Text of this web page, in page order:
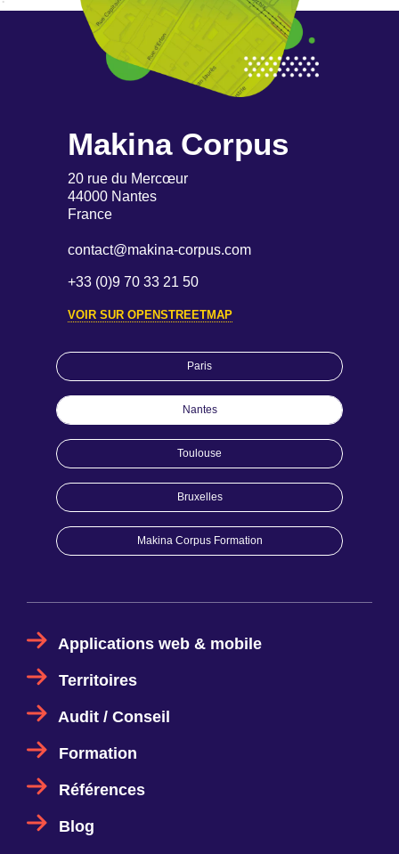
Applications web & mobile
Territoires
Audit / Conseil
Formation
Références
Blog
Paris
Nantes
Toulouse
Bruxelles
Makina Corpus Formation
Makina Corpus
20 rue du Mercœur
44000 Nantes
France
contact@makina-corpus.com
+33 (0)9 70 33 21 50
VOIR SUR OPENSTREETMAP